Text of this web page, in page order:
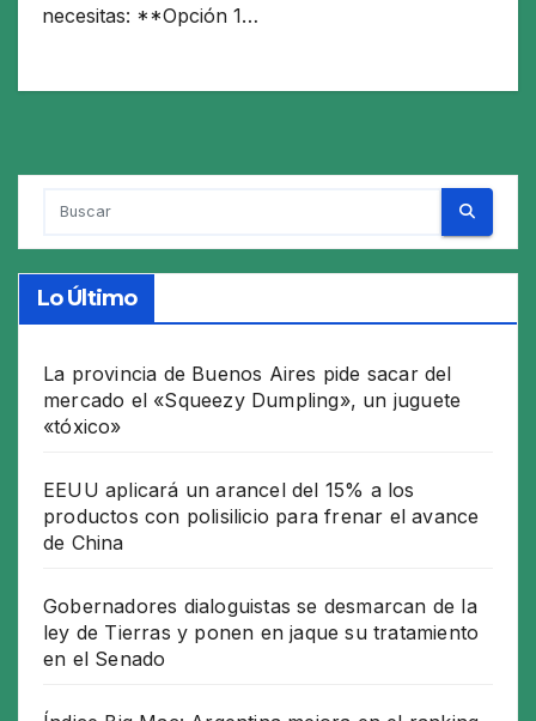
necesitas: **Opción 1…
Lo Último
La provincia de Buenos Aires pide sacar del
mercado el «Squeezy Dumpling», un juguete
«tóxico»
EEUU aplicará un arancel del 15% a los
productos con polisilicio para frenar el avance
de China
Gobernadores dialoguistas se desmarcan de la
ley de Tierras y ponen en jaque su tratamiento
en el Senado